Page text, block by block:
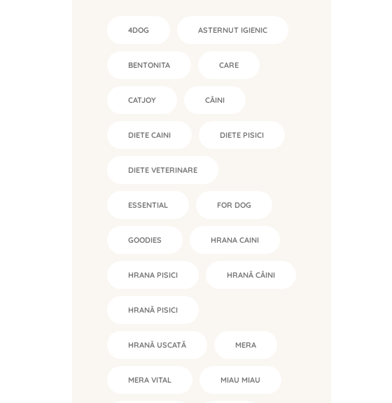
4DOG ASTERNUT IGIENIC
BENTONITA CARE
CATJOY CÂINI
DIETE CAINI DIETE PISICI
DIETE VETERINARE
ESSENTIAL FOR DOG
GOODIES HRANA CAINI
HRANA PISICI HRANĂ CÂINI
HRANĂ PISICI
HRANĂ USCATĂ MERA
MERA VITAL MIAU MIAU